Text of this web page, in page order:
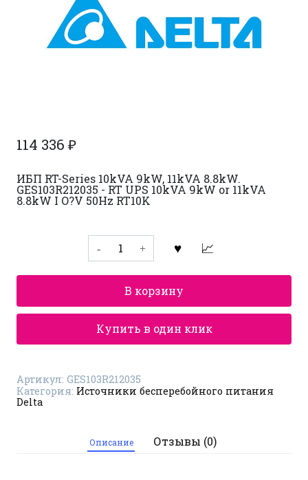
114 336 ₽
ИБП RT-Series 10kVA 9kW, 11kVA 8.8kW.
GES103R212035 - RT UPS 10kVA 9kW or 11kVA
8.8kW I O?V 50Hz RT10K
Количество
товара
Источники
бесперебойного
питания
RT-
Series
GES103R212035
В корзину
Купить в один клик
Артикул: GES103R212035
Категория: Источники бесперебойного питания
Delta
Описание Отзывы (0)